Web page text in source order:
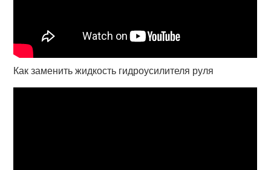
Как заменить жидкость гидроусилителя руля